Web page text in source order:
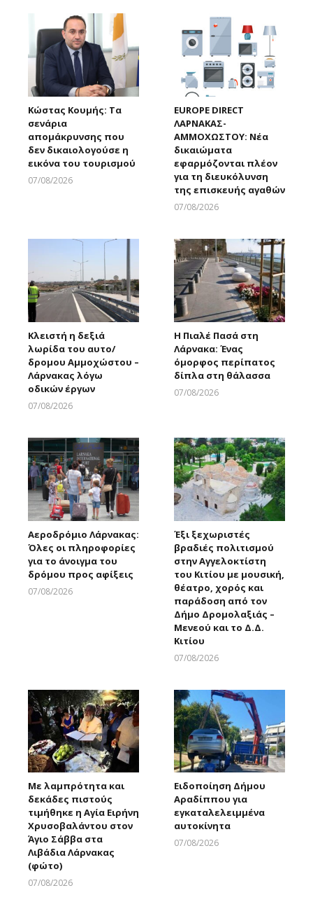
Κώστας Κουμής: Τα
σενάρια
απομάκρυνσης που
δεν δικαιολογούσε η
εικόνα του τουρισμού
07/08/2026
EUROPE DIRECT
ΛΑΡΝΑΚΑΣ-
ΑΜΜΟΧΩΣΤΟΥ: Νέα
δικαιώματα
εφαρμόζονται πλέον
για τη διευκόλυνση
της επισκευής αγαθών
07/08/2026
Κλειστή η δεξιά
λωρίδα του αυτο/
δρομου Αμμοχώστου –
Λάρνακας λόγω
οδικών έργων
07/08/2026
Η Πιαλέ Πασά στη
Λάρνακα: Ένας
όμορφος περίπατος
δίπλα στη θάλασσα
07/08/2026
Αεροδρόμιο Λάρνακας:
Όλες οι πληροφορίες
για το άνοιγμα του
δρόμου προς αφίξεις
07/08/2026
Έξι ξεχωριστές
βραδιές πολιτισμού
στην Αγγελοκτίστη
του Κιτίου με μουσική,
θέατρο, χορός και
παράδοση από τον
Δήμο Δρομολαξιάς –
Μενεού και το Δ.Δ.
Κιτίου
07/08/2026
Με λαμπρότητα και
δεκάδες πιστούς
τιμήθηκε η Αγία Ειρήνη
Χρυσοβαλάντου στον
Άγιο Σάββα στα
Λιβάδια Λάρνακας
(φώτο)
07/08/2026
Ειδοποίηση Δήμου
Αραδίππου για
εγκαταλελειμμένα
αυτοκίνητα
07/08/2026